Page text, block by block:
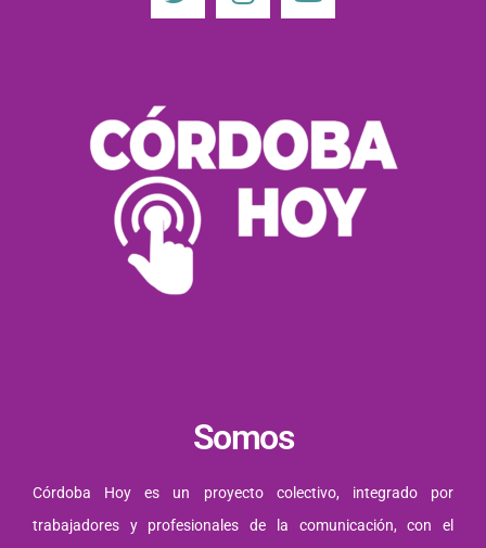
Somos
Córdoba Hoy es un proyecto colectivo, integrado por
trabajadores y profesionales de la comunicación, con el